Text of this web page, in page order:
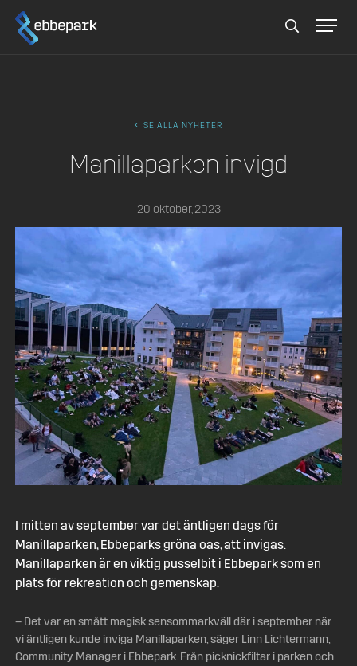
Sök
SE ALLA NYHETER
Manillaparken invigd
20 oktober, 2023
I mitten av september var det äntligen dags för
Manillaparken, Ebbeparks gröna oas, att invigas.
Manillaparken är en viktig pusselbit i Ebbepark som en
plats för rekreation och gemenskap.
– Det var en smått magisk sensommarkväll där i september när
vi äntligen kunde inviga Manillaparken, säger Linn Lichtermann,
Community Manager i Ebbepark. Från picknickfiltar i parken och